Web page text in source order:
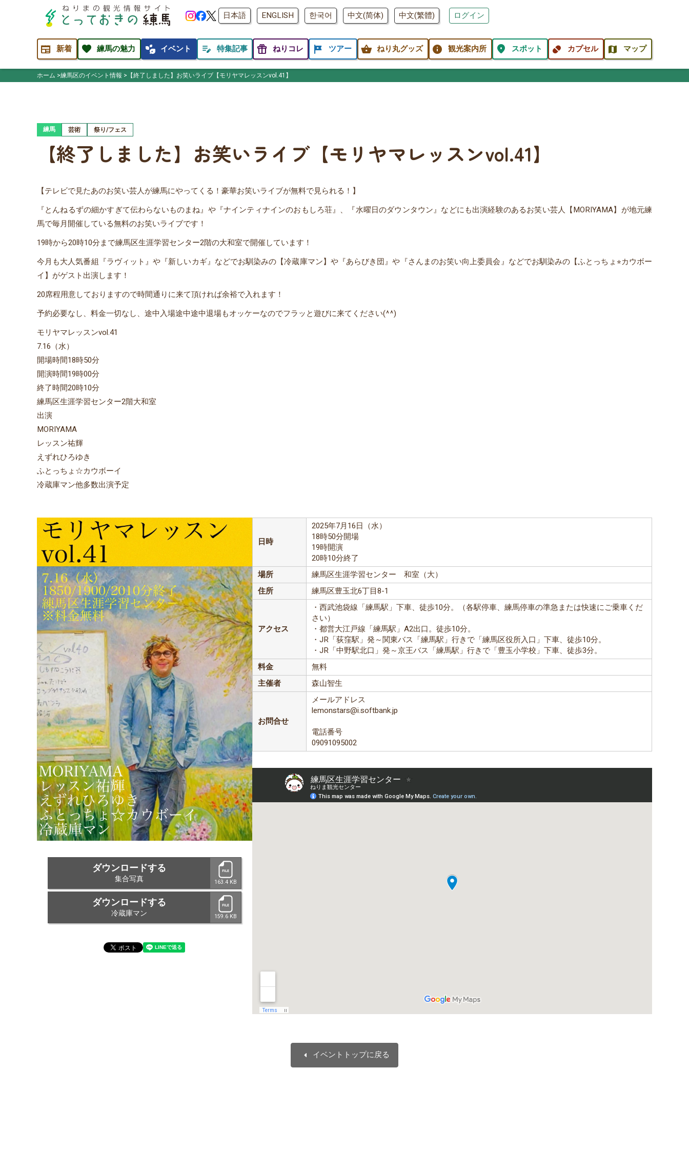
日本語 ENGLISH 한국어 中文(简体) 中文(繁體) ログイン
newspaper 新着 favorite 練馬の魅力 temp_preferences_eco イベント edit_note 特集記事 featured_seasonal_and_gifts ねりコレ tour ツアー shopping_basket ねり丸グッズ info 観光案内所 location_on スポット pill カプセル map マップ
ホーム 練馬区のイベント情報 【終了しました】お笑いライブ【モリヤマレッスンvol.41】
練馬 芸術 祭り/フェス
【終了しました】お笑いライブ【モリヤマレッスンvol.41】
【テレビで見たあのお笑い芸人が練馬にやってくる！豪華お笑いライブが無料で見られる！】
『とんねるずの細かすぎて伝わらないものまね』や『ナインティナインのおもしろ荘』、『水曜日のダウンタウン』などにも出演経験のあるお笑い芸人【MORIYAMA】が地元練
馬で毎月開催している無料のお笑いライブです！
19時から20時10分まで練馬区生涯学習センター2階の大和室で開催しています！
今月も大人気番組『ラヴィット』や『新しいカギ』などでお馴染みの【冷蔵庫マン】や『あらびき団』や『さんまのお笑い向上委員会』などでお馴染みの【ふとっちょ⭐︎カウボー
イ】がゲスト出演します！
20席程用意しておりますので時間通りに来て頂ければ余裕で入れます！
予約必要なし、料金一切なし、途中入場途中途中退場もオッケーなのでフラッと遊びに来てください(^^)
モリヤマレッスンvol.41
7.16（水）
開場時間18時50分
開演時間19時00分
終了時間20時10分
練馬区生涯学習センター2階大和室
出演
MORIYAMA
レッスン祐輝
えずれひろゆき
ふとっちょ☆カウボーイ
冷蔵庫マン他多数出演予定
ダウンロードする
集合写真 163.4 KB
ダウンロードする
冷蔵庫マン 159.6 KB
日時
2025年7月16日（水）
18時50分開場
19時開演
20時10分終了
場所
練馬区生涯学習センター 和室（大）
住所
練馬区豊玉北6丁目8-1
アクセス
・西武池袋線「練馬駅」下車、徒歩10分。（各駅停車、練馬停車の準急または快速にご乗車くだ
さい）
・都営大江戸線「練馬駅」A2出口。徒歩10分。
・JR「荻窪駅」発～関東バス「練馬駅」行きで「練馬区役所入口」下車、徒歩10分。
・JR「中野駅北口」発～京王バス「練馬駅」行きで「豊玉小学校」下車、徒歩3分。
料金
無料
主催者
森山智生
お問合せ
メールアドレス
lemonstars@i.softbank.jp
電話番号
09091095002
arrow_left イベントトップに戻る